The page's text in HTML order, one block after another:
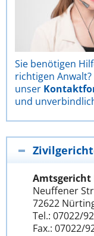
Sie benötigen
richtigen
unser
und
Neuffener
72622
Tel.: 07022/
Fax.: 07022/